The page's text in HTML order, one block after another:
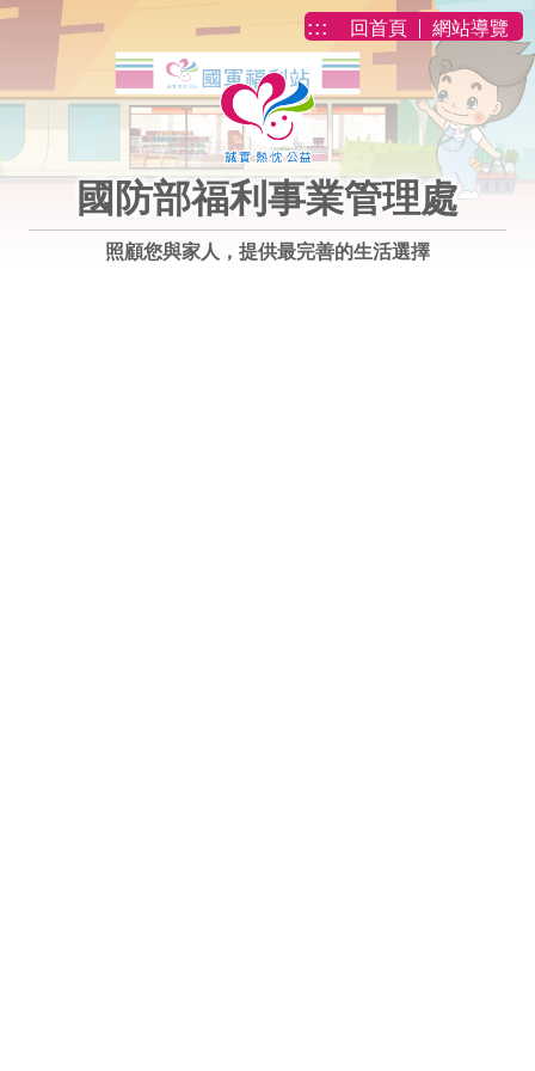
跳到主要內容
::: 回首頁 網站導覽
國防部福利事業管理處
照顧您與家人，提供最完善的生活選擇